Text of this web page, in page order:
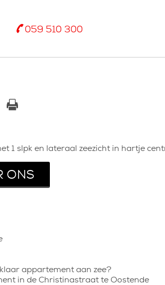
059 510 300
1 slpk en lateraal zeezicht in hartje
ONS
appartement aan zee?
in de Christinastraat te Oostende